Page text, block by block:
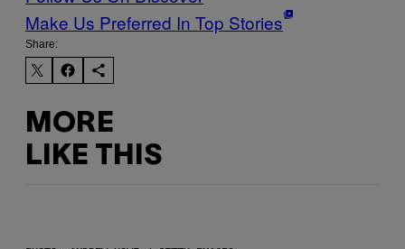
Make Us Preferred In Top Stories
Share:
MORE
LIKE THIS